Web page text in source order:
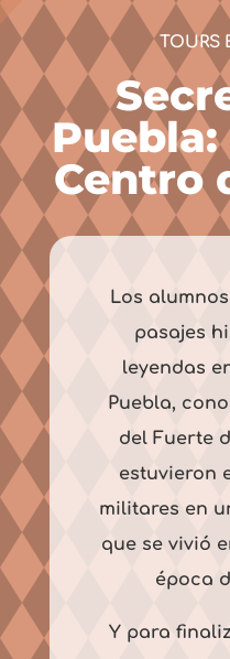
TOURS
Centro
Los
pasajes
leyendas
Puebla,
del Fuerte
estuvieron
militares en
que se vivió
época
Y para